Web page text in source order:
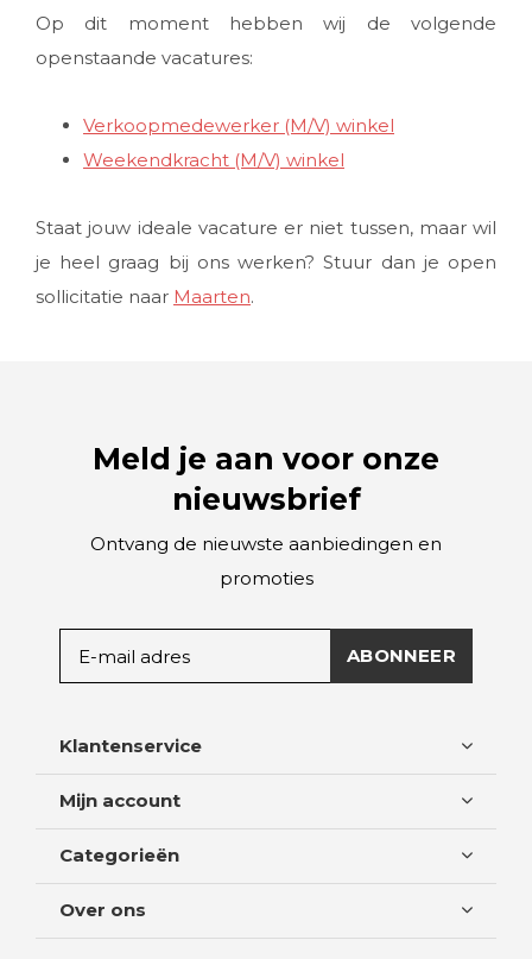
Op dit moment hebben wij de volgende
openstaande vacatures:
Verkoopmedewerker (M/V) winkel
Weekendkracht (M/V) winkel
Staat jouw ideale vacature er niet tussen, maar wil
je heel graag bij ons werken? Stuur dan je open
sollicitatie naar Maarten.
Meld je aan voor onze
nieuwsbrief
Ontvang de nieuwste aanbiedingen en
promoties
ABONNEER
Klantenservice
Mijn account
Categorieën
Over ons